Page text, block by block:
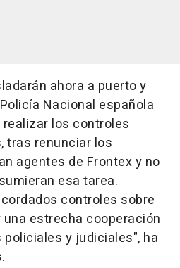
ahora a puerto y
Nacional española
los controles
tras renunciar los
agentes de Frontex y no
esa tarea.
controles sobre
estrecha cooperación
y judiciales", ha